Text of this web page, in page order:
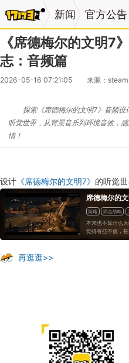
新闻 官方公告
《席德梅尔的文明7
志：音频篇
2026-05-16 07:21:05 来源：steam
探索《席德梅尔的文明7》音频
听觉世界，从背景音乐到环境音效，
情！
设计 《席德梅尔的文明7》 的听觉
席德梅尔的
策略 回合战略
本来也不算什么
觉得有些不值，
发版本中最半成
再逛逛>>